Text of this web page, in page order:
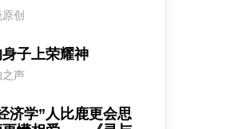
创
子上荣耀神
声
济学”人比鹿更会思